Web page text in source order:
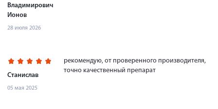
Владимирович
Ионов
28 июля 2026
Станислав
05 мая 2025
рекомендую, от проверенного производителя,
точно качественный препарат